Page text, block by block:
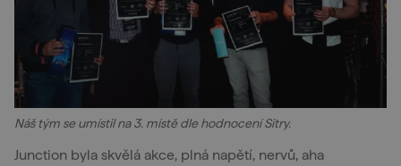
Náš tým se umístil na 3. místě dle hodnocení Sitry.
Junction byla skvělá akce, plná napětí, nervů, aha